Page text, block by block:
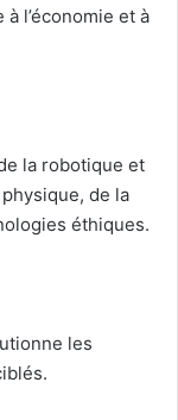
l’économie et à
la robotique et
physique, de la
éthiques.
les